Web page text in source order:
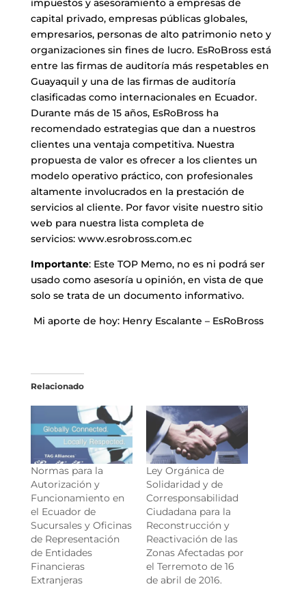
impuestos y asesoramiento a empresas de
capital privado, empresas públicas globales,
empresarios, personas de alto patrimonio neto y
organizaciones sin fines de lucro. EsRoBross está
entre las firmas de auditoría más respetables en
Guayaquil y una de las firmas de auditoría
clasificadas como internacionales en Ecuador.
Durante más de 15 años, EsRoBross ha
recomendado estrategias que dan a nuestros
clientes una ventaja competitiva. Nuestra
propuesta de valor es ofrecer a los clientes un
modelo operativo práctico, con profesionales
altamente involucrados en la prestación de
servicios al cliente. Por favor visite nuestro sitio
web para nuestra lista completa de
servicios: www.esrobross.com.ec
Importante: Este TOP Memo, no es ni podrá ser
usado como asesoría u opinión, en vista de que
solo se trata de un documento informativo.
Mi aporte de hoy: Henry Escalante – EsRoBross
Relacionado
Normas para la
Autorización y
Funcionamiento en
el Ecuador de
Sucursales y Oficinas
de Representación
de Entidades
Financieras
Extranjeras
Ley Orgánica de
Solidaridad y de
Corresponsabilidad
Ciudadana para la
Reconstrucción y
Reactivación de las
Zonas Afectadas por
el Terremoto de 16
de abril de 2016.